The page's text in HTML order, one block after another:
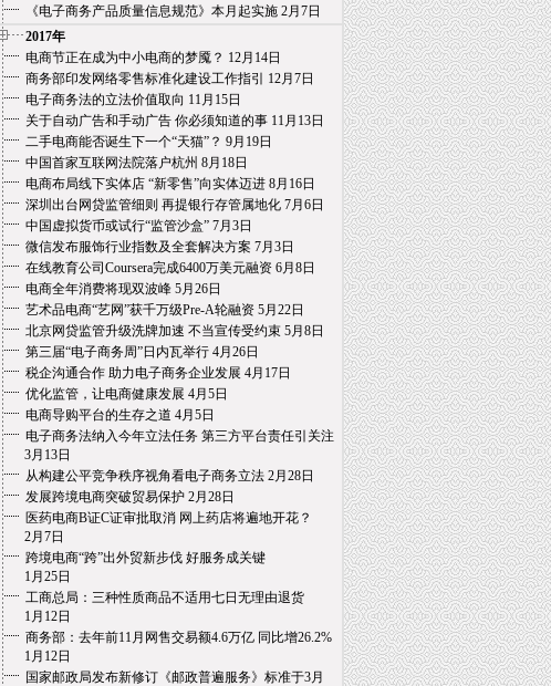
《电子商务产品质量信息规范》本月起实施 2月7日
2017年
电商节正在成为中小电商的梦魇？ 12月14日
商务部印发网络零售标准化建设工作指引 12月7日
电子商务法的立法价值取向 11月15日
关于自动广告和手动广告 你必须知道的事 11月13日
二手电商能否诞生下一个“天猫”？ 9月19日
中国首家互联网法院落户杭州 8月18日
电商布局线下实体店 “新零售”向实体迈进 8月16日
深圳出台网贷监管细则 再提银行存管属地化 7月6日
中国虚拟货币或试行“监管沙盒” 7月3日
微信发布服饰行业指数及全套解决方案 7月3日
在线教育公司Coursera完成6400万美元融资 6月8日
电商全年消费将现双波峰 5月26日
艺术品电商“艺网”获千万级Pre-A轮融资 5月22日
北京网贷监管升级洗牌加速 不当宣传受约束 5月8日
第三届“电子商务周”日内瓦举行 4月26日
税企沟通合作 助力电子商务企业发展 4月17日
优化监管，让电商健康发展 4月5日
电商导购平台的生存之道 4月5日
电子商务法纳入今年立法任务 第三方平台责任引关注
3月13日
从构建公平竞争秩序视角看电子商务立法 2月28日
发展跨境电商突破贸易保护 2月28日
医药电商B证C证审批取消 网上药店将遍地开花？
2月7日
跨境电商“跨”出外贸新步伐 好服务成关键
1月25日
工商总局：三种性质商品不适用七日无理由退货
1月12日
商务部：去年前11月网售交易额4.6万亿 同比增26.2%
1月12日
国家邮政局发布新修订《邮政普遍服务》标准于3月